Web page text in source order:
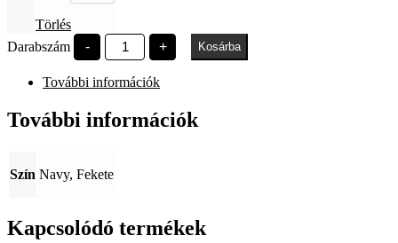
Törlés
Darabszám
-
Dunaújvárosi
Egyetem
1953
mennyiség
+ Kosárba
További információk
További információk
Szín Navy, Fekete
Kapcsolódó termékek